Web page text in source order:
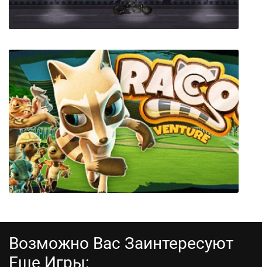
Scrap Riders
Возможно Вас Заинтересуют
Еще Игры: